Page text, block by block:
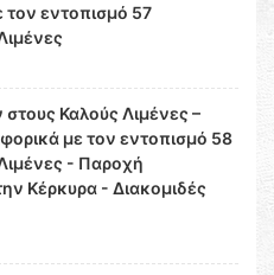
εντοπισμό 57
Καλούς Λιμένες –
με τον εντοπισμό 58
- Παροχή
Κέρκυρα - Διακομιδές